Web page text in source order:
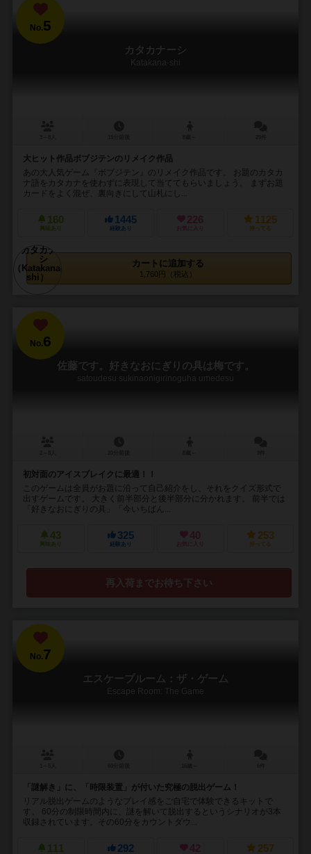
No.5
カタカナーシ
Katakana-shi
大ヒット作品ボブジテンのリメイク作品
あの大人気ゲーム『ボブジテン』のリメイク作品です。 お題のカタカ
ナ語をカタカナを使わずに表現して当ててもらいましょう。 まずお題
カードをよく混ぜ、裏向きにして山札にし...
160
興味あり
1445
経験あり
226
お気に入り
1125
持ってる
カートに追加する
1,760円（税込）
No.6
佐藤です。好きなおにぎりの具は梅です。
satoudesu sukinaonigirinoguha umedesu
初対面のアイスブレイクに最適！！
このゲームは全員がお題に沿って自己紹介をし、それをクイズ形式で
出すゲームです。 大きく前半部分と後半部分に分かれます。 前半では
「好きなおにぎりの具」「今いちばん...
43
興味あり
325
経験あり
40
お気に入り
253
持ってる
再入荷までお待ち下さい
No.7
エスケープルーム：ザ・ゲーム
Escape Room: The Game
「謎解き」に、「時限装置」が付いた究極の脱出ゲーム！
リアル脱出ゲームのようなプレイ感をご自宅で体験できるキットで
す。 60分の制限時間内に、謎を解いて脱出するというシナリオが3本
収録されています。その60分をカウントダウ...
111 292 42 257